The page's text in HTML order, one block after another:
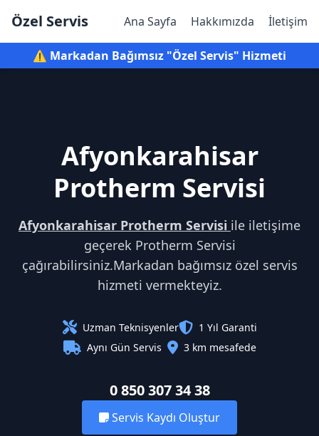
Özel Servis Ana Sayfa Hakkımızda İletişim
⚠️ Markadan Bağımsız "Özel Servis" Hizmeti
Afyonkarahisar
Protherm Servisi
Afyonkarahisar Protherm Servisi ile iletişime
geçerek Protherm Servisi
çağırabilirsiniz.Markadan bağımsız özel servis
hizmeti vermekteyiz.
Uzman Teknisyenler
1 Yıl Garanti
Aynı Gün Servis
3 km mesafede
0 850 307 34 38
Servis Kaydı Oluştur